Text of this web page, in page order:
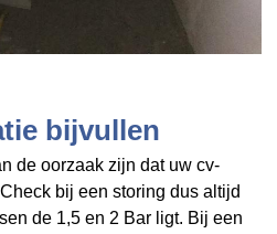
bijvullen
de oorzaak zijn dat uw cv-
bij een storing dus altijd
de 1,5 en 2 Bar ligt. Bij een